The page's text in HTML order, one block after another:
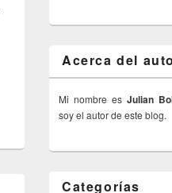
Acerca del
Mi nombre es Julian
soy el autor de este blog.
Categorías